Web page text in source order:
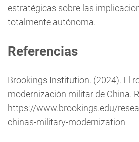
estratégicas sobre las
totalmente autónoma.
Referencias
Brookings Institution. (2024). El
modernización militar de China.
https://www.brookings.edu/
chinas-military-modernization